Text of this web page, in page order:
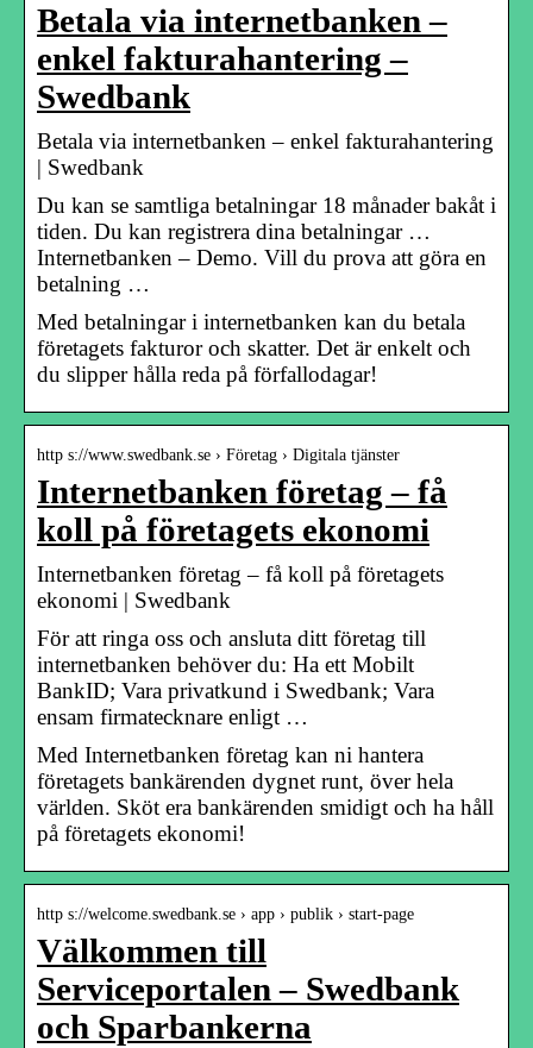
Betala via internetbanken –
enkel fakturahantering –
Swedbank
Betala via internetbanken – enkel fakturahantering
| Swedbank
Du kan se samtliga betalningar 18 månader bakåt i
tiden. Du kan registrera dina betalningar …
Internetbanken – Demo. Vill du prova att göra en
betalning …
Med betalningar i internetbanken kan du betala
företagets fakturor och skatter. Det är enkelt och
du slipper hålla reda på förfallodagar!
http s://www.swedbank.se › Företag › Digitala tjänster
Internetbanken företag – få
koll på företagets ekonomi
Internetbanken företag – få koll på företagets
ekonomi | Swedbank
För att ringa oss och ansluta ditt företag till
internetbanken behöver du: Ha ett Mobilt
BankID; Vara privatkund i Swedbank; Vara
ensam firmatecknare enligt …
Med Internetbanken företag kan ni hantera
företagets bankärenden dygnet runt, över hela
världen. Sköt era bankärenden smidigt och ha håll
på företagets ekonomi!
http s://welcome.swedbank.se › app › publik › start-page
Välkommen till
Serviceportalen – Swedbank
och Sparbankerna